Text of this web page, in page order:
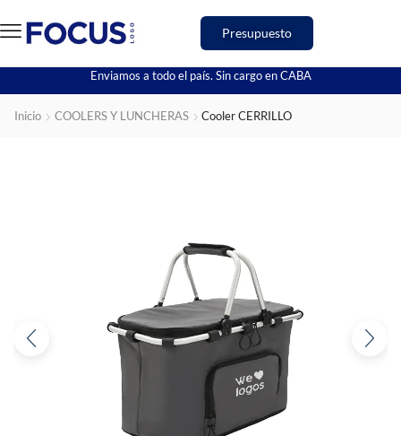
Presupuesto
Enviamos a todo el país. Sin cargo en CABA
Inicio COOLERS Y LUNCHERAS Cooler CERRILLO